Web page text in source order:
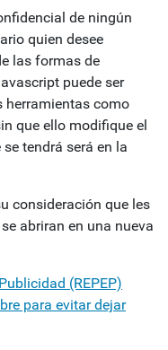
de ningún
quien desee
las formas de
puede ser
herramientas como
que ello modifique el
tendrá será en la
consideración que les
abriran en una nueva
(REPEP)
para evitar dejar